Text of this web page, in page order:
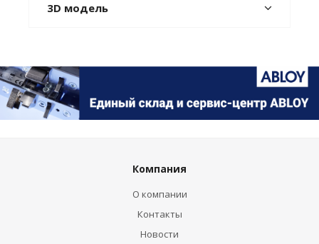
3D модель
Компания
О компании
Контакты
Новости